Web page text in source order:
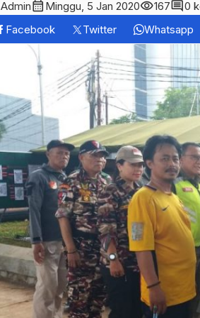
Admincalendar_month Minggu, 5 Jan 2020visibility167comment0
Facebook
Twitter Whatsapp